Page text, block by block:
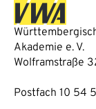
Akademie e. V.
Wolframstraße
Postfach 10 54